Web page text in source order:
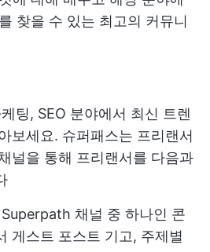
찾을 수 있는 최고의 커뮤니
팅, SEO 분야에서 최신 트렌
보세요. 슈퍼패스는 프리랜서
널을 통해 프리랜서를 다음과
채널 중 하나인 콘
게스트 포스트 기고, 주제별